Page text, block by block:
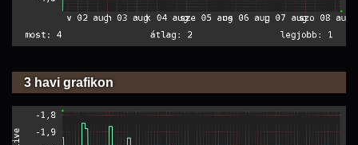
3 havi grafikon